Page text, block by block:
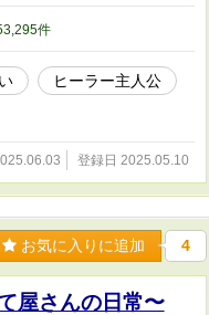
件
ヒーラー主人公
登録日 2025.05.10
お気に入りに追加 4
屋さんの日常〜